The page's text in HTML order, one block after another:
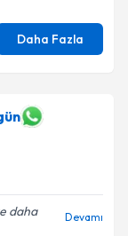
Daha Fazla
daha
Devamı